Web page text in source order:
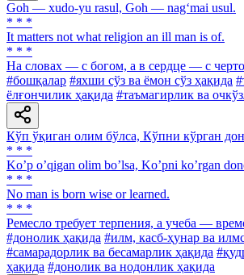
Goh — xudo-yu rasul, Goh — nag‘mai usul.
* * *
It matters not what religion an ill man is of.
* * *
На словах — с богом, а в сердце — с
#бошқалар #яхши сўз ва ёмон сўз ҳақида
ёлғончилик ҳақида #таъмагирлик ва
Кўп ўқиган олим бўлса, Кўпни кўрган
* * *
Koʼp oʼqigan olim boʼlsa, Koʼpni koʼrgan
* * *
No man is born wise or learned.
* * *
Ремесло требует терпения, а учеба —
#донолик ҳақида #илм, касб-ҳунар ва
#самарадорлик ва бесамарлик ҳақида
ҳақида #донолик ва нодонлик ҳақида